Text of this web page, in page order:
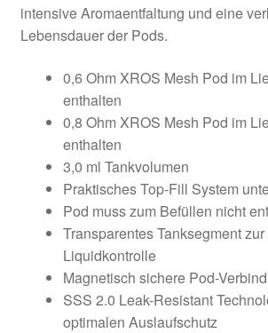
intensive Aromaentfaltung und eine
Lebensdauer der Pods.
0,6 Ohm XROS Mesh Pod im
enthalten
0,8 Ohm XROS Mesh Pod im
enthalten
3,0 ml Tankvolumen
Praktisches Top-Fill System
Pod muss zum Befüllen nicht
Transparentes Tanksegment
Liquidkontrolle
Magnetisch sichere Pod-
SSS 2.0 Leak-Resistant
optimalen Auslaufschutz